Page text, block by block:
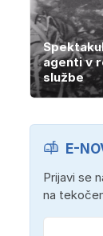
agenti v
službe
E-
Prijavi se
na